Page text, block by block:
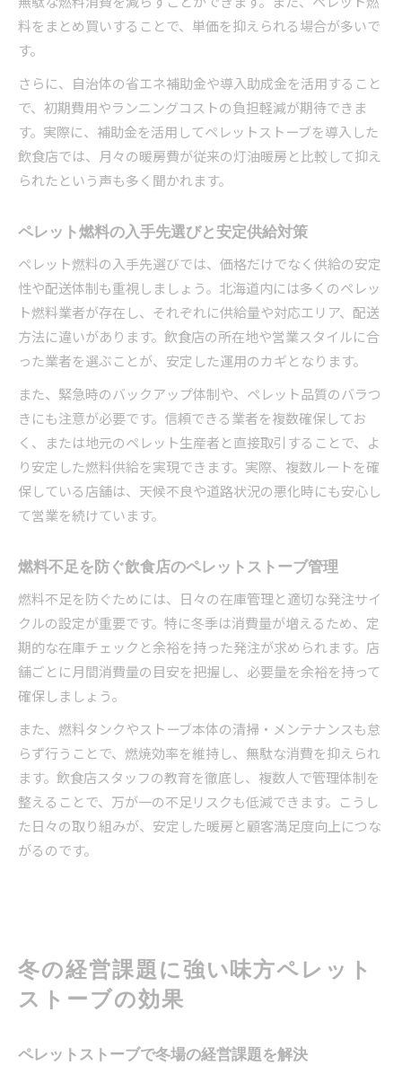
料をまとめ買いすることで、単価を抑えられる場合が多いで
す。
さらに、自治体の省エネ補助金や導入助成金を活用すること
で、初期費用やランニングコストの負担軽減が期待できま
す。実際に、補助金を活用してペレットストーブを導入した
飲食店では、月々の暖房費が従来の灯油暖房と比較して抑え
られたという声も多く聞かれます。
ペレット燃料の入手先選びと安定供給対策
ペレット燃料の入手先選びでは、価格だけでなく供給の安定
性や配送体制も重視しましょう。北海道内には多くのペレッ
ト燃料業者が存在し、それぞれに供給量や対応エリア、配送
方法に違いがあります。飲食店の所在地や営業スタイルに合
った業者を選ぶことが、安定した運用のカギとなります。
また、緊急時のバックアップ体制や、ペレット品質のバラつ
きにも注意が必要です。信頼できる業者を複数確保してお
く、または地元のペレット生産者と直接取引することで、よ
り安定した燃料供給を実現できます。実際、複数ルートを確
保している店舗は、天候不良や道路状況の悪化時にも安心し
て営業を続けています。
燃料不足を防ぐ飲食店のペレットストーブ管理
燃料不足を防ぐためには、日々の在庫管理と適切な発注サイ
クルの設定が重要です。特に冬季は消費量が増えるため、定
期的な在庫チェックと余裕を持った発注が求められます。店
舗ごとに月間消費量の目安を把握し、必要量を余裕を持って
確保しましょう。
また、燃料タンクやストーブ本体の清掃・メンテナンスも怠
らず行うことで、燃焼効率を維持し、無駄な消費を抑えられ
ます。飲食店スタッフの教育を徹底し、複数人で管理体制を
整えることで、万が一の不足リスクも低減できます。こうし
た日々の取り組みが、安定した暖房と顧客満足度向上につな
がるのです。
冬の経営課題に強い味方ペレット
ストーブの効果
ペレットストーブで冬場の経営課題を解決